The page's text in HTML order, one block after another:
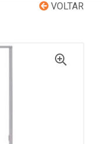
VOLTAR